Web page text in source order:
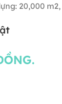
20,000